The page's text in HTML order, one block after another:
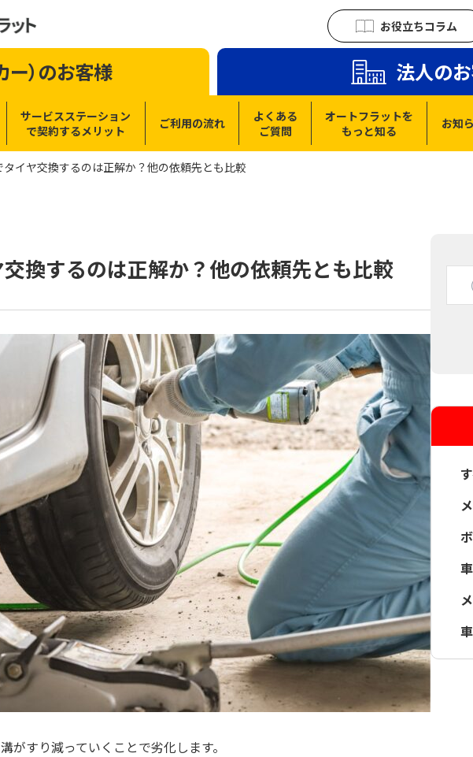
お役立ちコラム
） のお客様 法人の
サービスステーション
で契約するメリット ご利用の流れ
よくある
ご質問
オートフラットを
もっと知る
お知
タイヤ交換するのは正解か？他の依頼先とも比較
換するのは正解か？他の依頼先とも比較
がすり減っていくことで劣化します。